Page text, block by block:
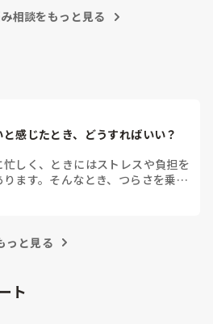
科クリニックに転職しました。
相談をもっと見る
感じたとき、どうすればいい？
しく、ときにはストレスや負担を
ます。そんなとき、つらさを乗り
っと見る
ト